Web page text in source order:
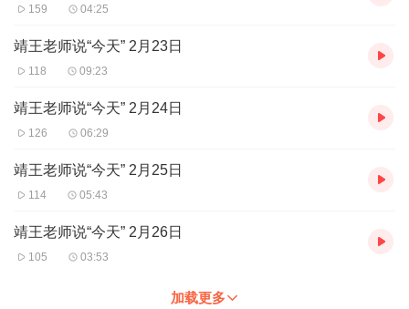
159 04:25
靖王老师说“今天” 2月23日
118 09:23
靖王老师说“今天” 2月24日
126 06:29
靖王老师说“今天” 2月25日
114 05:43
靖王老师说“今天” 2月26日
105 03:53
加载更多